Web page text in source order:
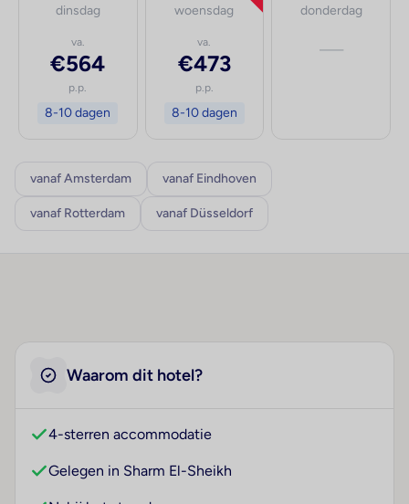
dinsdag
va.
€564
p.p.
8-10 dagen
woensdag
va.
€473
p.p.
8-10 dagen
donderdag
—
vanaf Amsterdam vanaf Eindhoven
vanaf Rotterdam vanaf Düsseldorf
Waarom dit hotel?
4-sterren accommodatie
Gelegen in Sharm El-Sheikh